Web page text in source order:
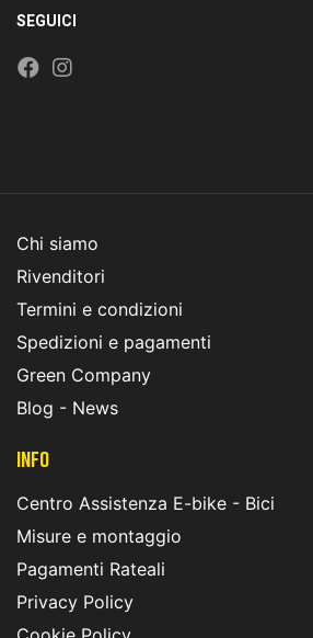
SEGUICI
Chi siamo
Rivenditori
Termini e condizioni
Spedizioni e pagamenti
Green Company
Blog - News
INFO
Centro Assistenza E-bike - Bici
Misure e montaggio
Pagamenti Rateali
Privacy Policy